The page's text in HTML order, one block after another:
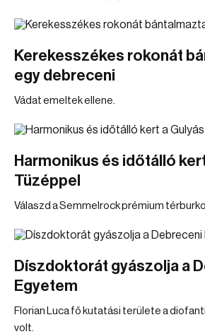
Kerekesszékes rokonát
egy debreceni
Vádat emeltek ellene.
Harmonikus és időtálló
Tüzéppel
Válaszd a Semmelrock prémium
Díszdoktorát gyászolja a
Egyetem
Florian Luca fő kutatási területe a
volt.